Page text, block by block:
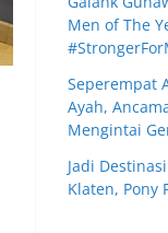
Men of The
Seperempat
Ayah,
Mengintai
Jadi
Klaten, Pony